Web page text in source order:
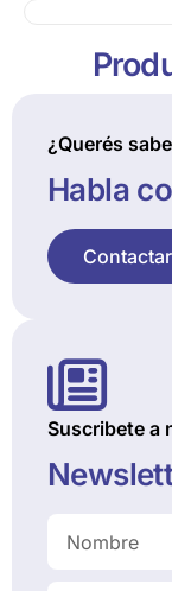
¿Querés
Habla
Contactar
Suscribete a